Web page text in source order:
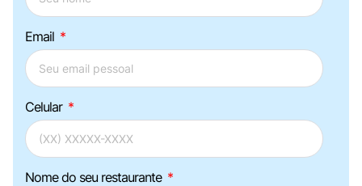
Email
Celular
Nome do seu restaurante